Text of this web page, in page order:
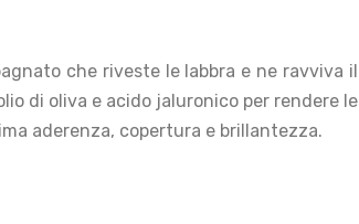
che riveste le labbra e ne
di oliva e acido jaluronico per rendere
aderenza, copertura e brillantezza.